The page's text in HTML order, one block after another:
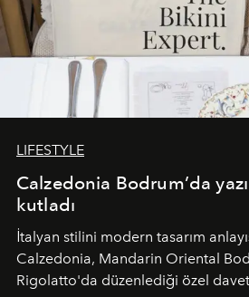
LIFESTYLE
Calzedonia Bodrum’da
kutladı
İtalyan stilini modern tasarım
Calzedonia, Mandarin Oriental
Rigolatto'da düzenlediği özel